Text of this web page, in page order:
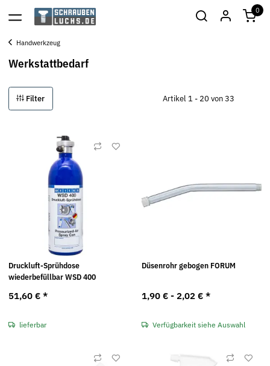
0
Handwerkzeug
Werkstattbedarf
Filter Artikel 1 - 20 von 33
Druckluft-Sprühdose
wiederbefüllbar WSD 400
51,60 € *
lieferbar
Düsenrohr gebogen FORUM
1,90 € - 2,02 € *
Verfügbarkeit siehe Auswahl